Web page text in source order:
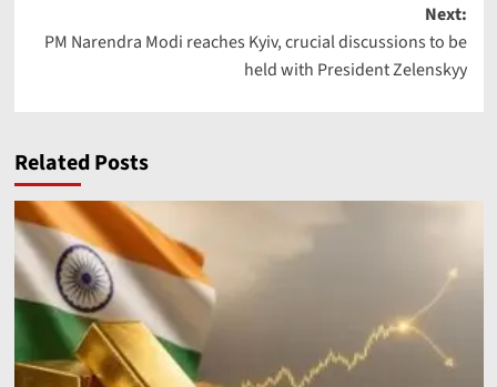
Next:
PM Narendra Modi reaches Kyiv, crucial discussions to be
held with President Zelenskyy
Related Posts